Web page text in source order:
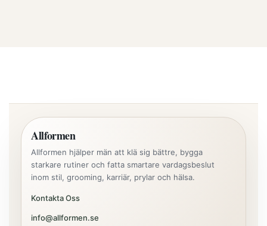
Allformen
Allformen hjälper män att klä sig bättre, bygga
starkare rutiner och fatta smartare vardagsbeslut
inom stil, grooming, karriär, prylar och hälsa.
Kontakta Oss
info@allformen.se